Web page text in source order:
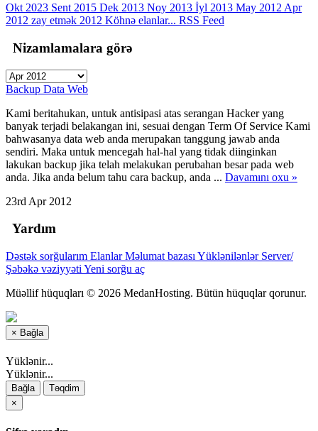
Okt 2023 Sent 2015 Dek 2013 Noy 2013 İyl 2013 May 2012 Apr
2012 zay etmək 2012 Köhnə elanlar... RSS Feed
Nizamlamalara görə
Backup Data Web
Kami beritahukan, untuk antisipasi atas serangan Hacker yang
banyak terjadi belakangan ini, sesuai dengan Term Of Service Kami
bahwasanya data web anda merupakan tanggung jawab anda
sendiri. Maka untuk mencegah hal-hal yang tidak diinginkan
lakukan backup jika telah melakukan perubahan besar pada web
anda. Jika anda belum tahu cara backup, anda ... Davamını oxu »
23rd Apr 2012
Yardım
Dəstək sorğularım ElanlarMəlumat bazası Yüklənilənlər Server/
Şəbəkə vəziyyəti Yeni sorğu aç
Müəllif hüquqları © 2026 MedanHosting. Bütün hüquqlar qorunur.
× Bağla
Yüklənir...
Yüklənir...
Bağla
Təqdim
×